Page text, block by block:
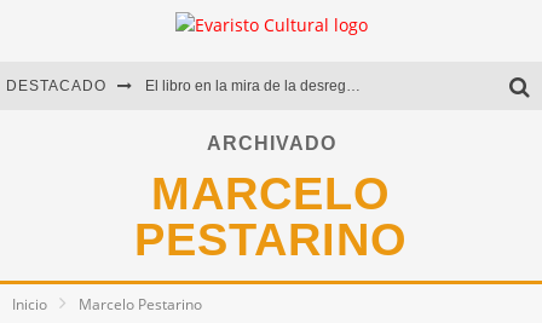
DESTACADO El libro en la mira de la desregulación
Marcelo Rubio | El llovedor
Diego Meret | Hotel Acapulco
Alejandra Correa | La nieve
ARCHIVADO
MARCELO
PESTARINO
Inicio Marcelo Pestarino